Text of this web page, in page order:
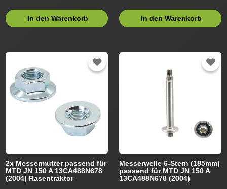
In den Warenkorb In den Warenkorb
2x Messermutter passend für
MTD JN 150 A 13CA488N678
(2004) Rasentraktor
Messerwelle 6-Stern (185mm)
passend für MTD JN 150 A
13CA488N678 (2004)